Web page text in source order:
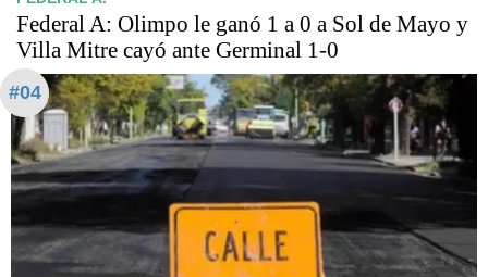
Federal A: Olimpo le ganó 1 a 0 a Sol de Mayo y
Villa Mitre cayó ante Germinal 1-0
#04